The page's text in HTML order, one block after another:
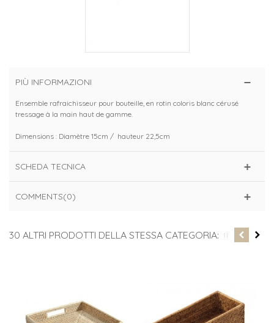
PIÙ INFORMAZIONI
Ensemble rafraichisseur pour bouteille, en rotin coloris blanc cérusé
tressage à la main haut de gamme.
Dimensions : Diamètre 15cm / hauteur 22,5cm
SCHEDA TECNICA
COMMENTS(0)
30 ALTRI PRODOTTI DELLA STESSA CATEGORIA: